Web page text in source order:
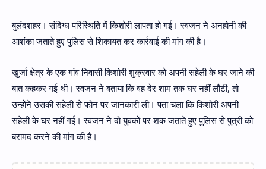
बुलंदशहर। संदिग्ध परिस्थिति में किशोरी लापता हो गई। स्वजन ने अनहोनी की
आशंका जताते हुए पुलिस से शिकायत कर कार्रवाई की मांग की है।
खुर्जा क्षेत्र के एक गांव निवासी किशोरी शुक्रवार को अपनी सहेली के घर जाने की
बात कहकर गई थी। स्वजन ने बताया कि वह देर शाम तक घर नहीं लौटी, तो
उन्होंने उसकी सहेली से फोन पर जानकारी ली। पता चला कि किशोरी अपनी
सहेली के घर नहीं गई। स्वजन ने दो युवकों पर शक जताते हुए पुलिस से पुत्री को
बरामद करने की मांग की है।